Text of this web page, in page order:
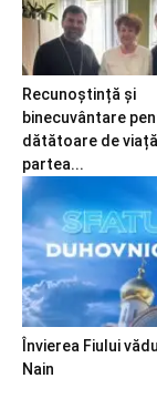
Recunoștință și
binecuvântare
dătătoare de
partea...
Învierea Fiului
Nain